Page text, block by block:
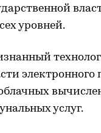
уровней.
электронного
услуг.